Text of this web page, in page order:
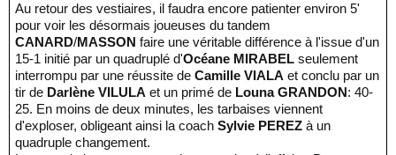
Au retour des vestiaires, il faudra encore patienter environ 5'
pour voir les désormais joueuses du tandem
CANARD/MASSON faire une véritable différence à l'issue d'un
15-1 initié par un quadruplé d'Océane MIRABEL seulement
interrompu par une réussite de Camille VIALA et conclu par un
tir de Darlène VILULA et un primé de Louna GRANDON: 40-
25. En moins de deux minutes, les tarbaises viennent
d'exploser, obligeant ainsi la coach Sylvie PEREZ à un
quadruple changement.